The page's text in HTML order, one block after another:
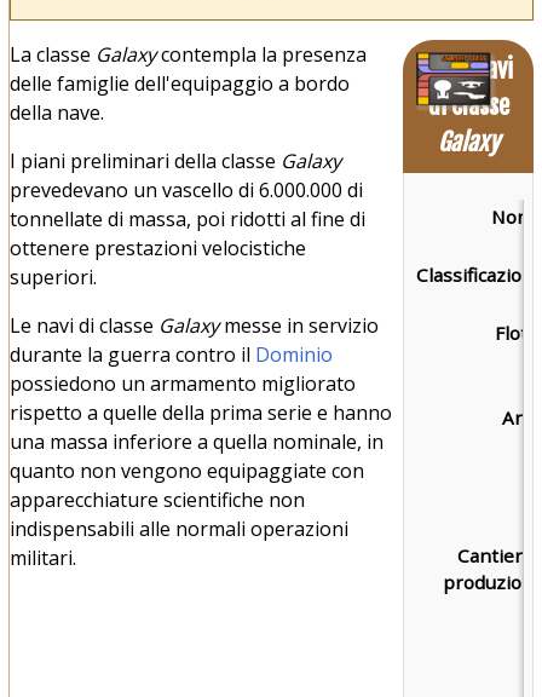
Astronavi
di Classe
Galaxy
Cantieri
La classe Galaxycontempla la presenza
delle famiglie dell'equipaggio a bordo
della nave.
I piani preliminari della classe Galaxy
prevedevano un vascello di 6.000.000 di
tonnellate di massa, poi ridotti al fine di
ottenere prestazioni velocistiche
superiori.
Le navi di classe Galaxymesse in servizio
durante la guerra contro il Dominio
possiedono un armamento migliorato
rispetto a quelle della prima serie e hanno
una massa inferiore a quella nominale, in
quanto non vengono equipaggiate con
apparecchiature scientifiche non
indispensabili alle normali operazioni
militari.